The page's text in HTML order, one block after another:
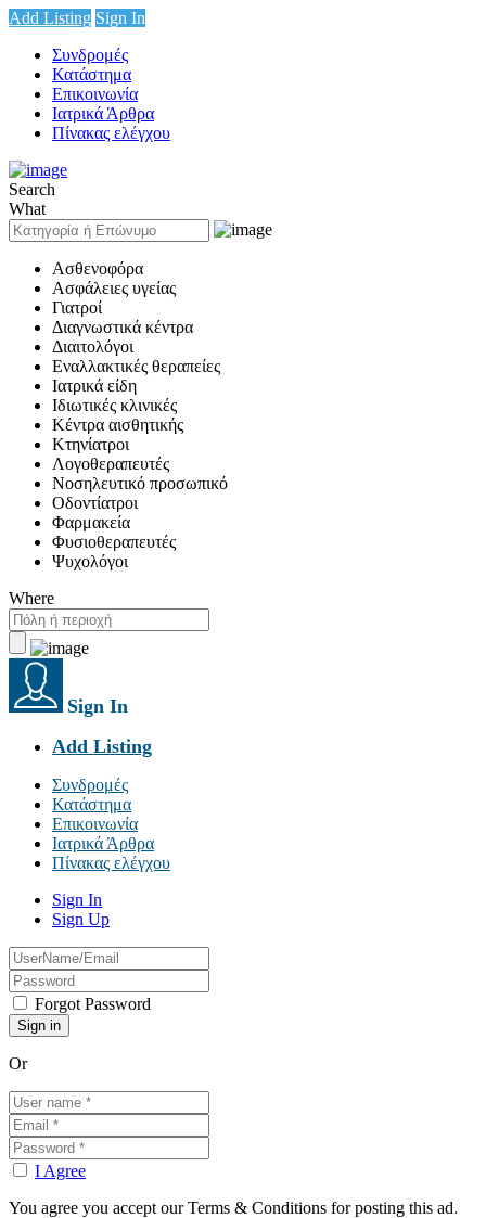
Add Listing Sign In
Συνδρομές
Κατάστημα
Επικοινωνία
Ιατρικά Άρθρα
Πίνακας ελέγχου
Search
What
Ασθενοφόρα
Ασφάλειες υγείας
Γιατροί
Διαγνωστικά κέντρα
Διαιτολόγοι
Εναλλακτικές θεραπείες
Ιατρικά είδη
Ιδιωτικές κλινικές
Κέντρα αισθητικής
Κτηνίατροι
Λογοθεραπευτές
Νοσηλευτικό προσωπικό
Οδοντίατροι
Φαρμακεία
Φυσιοθεραπευτές
Ψυχολόγοι
Where
Sign In
Add Listing
Συνδρομές
Κατάστημα
Επικοινωνία
Ιατρικά Άρθρα
Πίνακας ελέγχου
Sign In
Sign Up
Forgot Password
Or
I Agree
You agree you accept our Terms & Conditions for posting this ad.